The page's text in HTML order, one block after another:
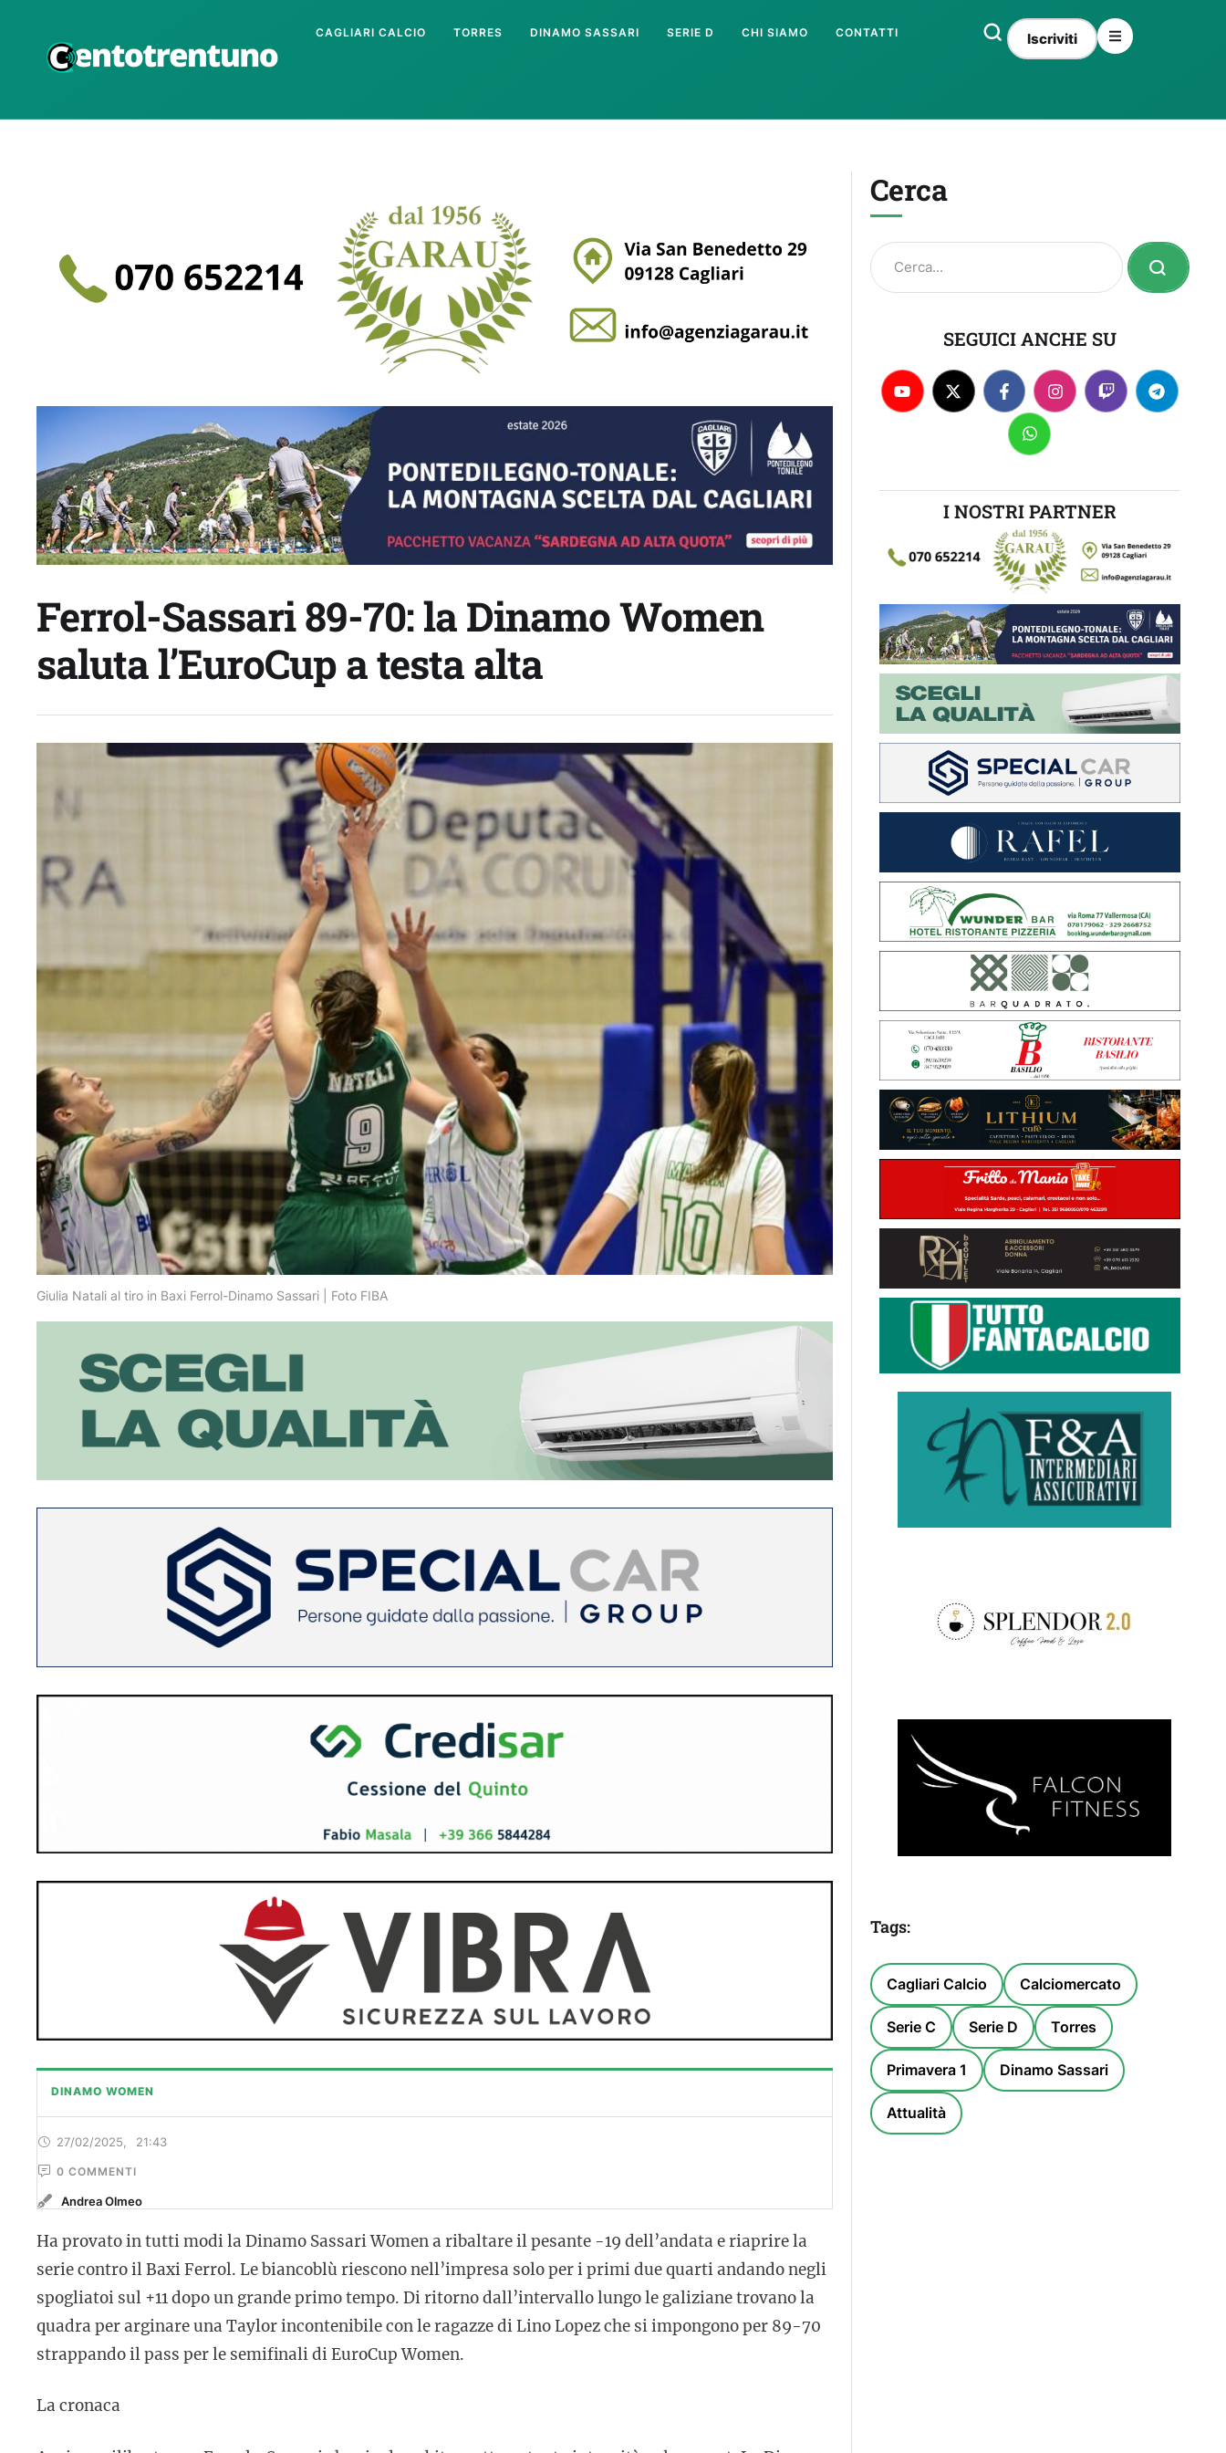
CAGLIARI CALCIO TORRES DINAMO SASSARI SERIE D CHI SIAMO CONTATTI Iscriviti
Ferrol-Sassari 89-70: la Dinamo Women
saluta l’EuroCup a testa alta
Giulia Natali al tiro in Baxi Ferrol-Dinamo Sassari | Foto FIBA
DINAMO WOMEN
27/02/2025 21:43
0 COMMENTI
Andrea Olmeo
Ha provato in tutti modi la Dinamo Sassari Women a ribaltare il pesante -19 dell’andata e riaprire la
serie contro il Baxi Ferrol. Le biancoblù riescono nell’impresa solo per i primi due quarti andando negli
spogliatoi sul +11 dopo un grande primo tempo. Di ritorno dall’intervallo lungo le galiziane trovano la
quadra per arginare una Taylor incontenibile con le ragazze di Lino Lopez che si impongono per 89-70
strappando il pass per le semifinali di EuroCup Women.
La cronaca
Cerca
SEGUICI ANCHE SU
I NOSTRI PARTNER
Tags:
Cagliari Calcio Calciomercato
Serie C Serie D Torres
Primavera 1 Dinamo Sassari
Attualità